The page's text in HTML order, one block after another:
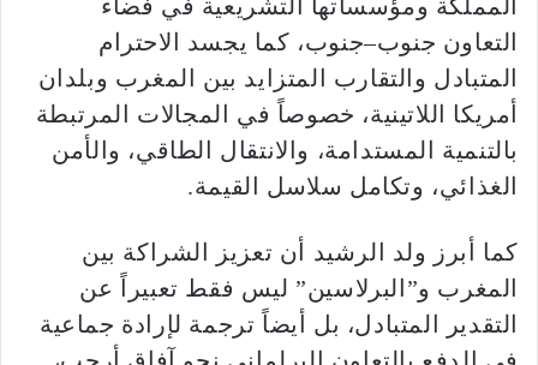
المملكة ومؤسساتها التشريعية في فضاء
التعاون جنوب–جنوب، كما يجسد الاحترام
المتبادل والتقارب المتزايد بين المغرب وبلدان
أمريكا اللاتينية، خصوصاً في المجالات المرتبطة
بالتنمية المستدامة، والانتقال الطاقي، والأمن
الغذائي، وتكامل سلاسل القيمة.
كما أبرز ولد الرشيد أن تعزيز الشراكة بين
المغرب و”البرلاسين” ليس فقط تعبيراً عن
التقدير المتبادل، بل أيضاً ترجمة لإرادة جماعية
في الدفع بالتعاون البرلماني نحو آفاق أرحب،